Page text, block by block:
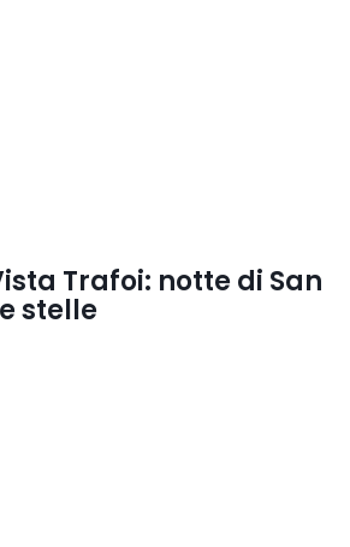
Trafoi: notte di San
stelle